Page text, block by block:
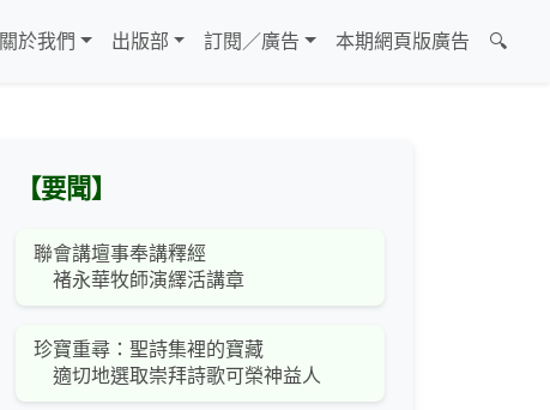
關於我們 出版部 訂閱／廣告 本期網頁版廣告 🔍
【要聞】
聯會講壇事奉講釋經
褚永華牧師演繹活講章
珍寶重尋：聖詩集裡的寶藏
適切地選取崇拜詩歌可榮神益人